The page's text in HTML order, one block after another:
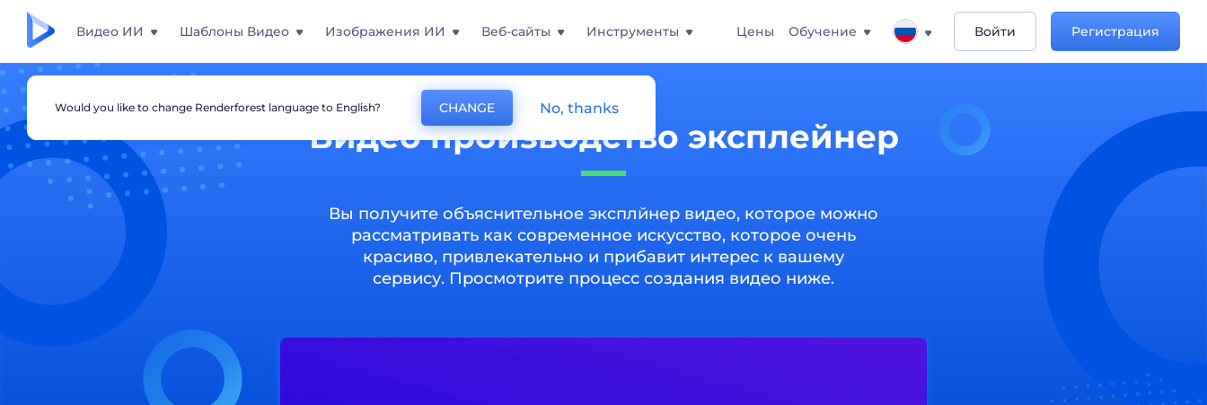
Видео ИИ Шаблоны Видео Изображения ИИ Веб-сайты Инструменты Цены Обучение Войти Регистрация
Видео производство эксплейнер
Вы получите объяснительное эксплйнер видео, которое можно
рассматривать как современное искусство, которое очень
красиво, привлекательно и прибавит интерес к вашему
сервису. Просмотрите процесс создания видео ниже.
Would you like to change Renderforest language to English? CHANGE No, thanks